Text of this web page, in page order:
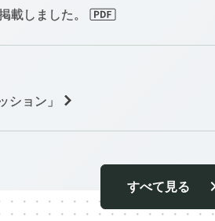
載しました。
ョン」
すべて見る